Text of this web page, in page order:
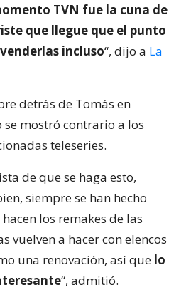
TVN fue la cuna de
que llegue que el punto
incluso“, dijo a La
detrás de Tomás en
mostró contrario a los
teleseries.
de que se haga esto,
siempre se han hecho
los remakes de las
vuelven a hacer con elencos
una renovación, así que lo
“, admitió.